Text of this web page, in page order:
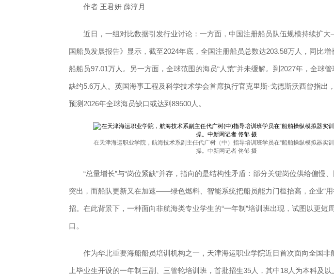
作者 王君妍 薛淳月
近日，一组对比数据引发行业讨论：一方面，中国注册船员队伍规模持续扩
国船员发展报告》显示，截至2024年底，全国注册船员总数达203.58万人，同比增
船船员97.01万人。另一方面，全球范围的海员“人荒”并未缓解。到2027年，全球
缺约5.6万人。英国海事工程及科学技术学会首席执行官克里斯·戈德斯沃西曾指出
预测2026年全球海员缺口或达到89500人。
在天津海运职业学院，航海技术系副主任代广树（中）指导培训班学员在“船舶操纵模拟器实
操。中新网记者 佟郁 摄
“总量增长”与“岗位紧缺”并存，指向的是结构性矛盾：部分关键岗位供给偏慢
突出，而船队更新又在加速——绿色燃料、智能系统把船员能力门槛抬高，企业“用
招。在此背景下，一种面向非航海类专业学生的“一年制”培训班出现，试图以更短
口。
作为华北重要海船船员培训机构之一，天津海运职业学院近日首次面向全国非
上毕业生开设的一年制三副、三管轮培训班，首批招生35人，其中18人为本科及